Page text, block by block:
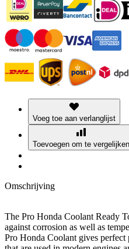
Voeg toe aan verlanglijst
Toevoegen om te vergelijken
Omschrijving
The Pro Honda Coolant Ready
against corrosion as well as
Pro Honda Coolant gives